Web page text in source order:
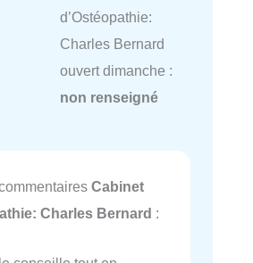
d’Ostéopathie:
Charles Bernard
ouvert dimanche :
non renseigné
Cabinet
Charles Bernard :